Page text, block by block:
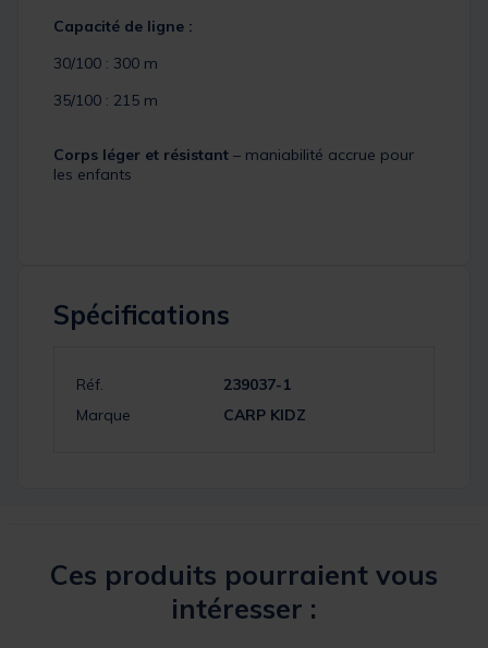
Capacité de ligne :
30/100 : 300 m
35/100 : 215 m
Corps léger et résistant – maniabilité accrue pour
les enfants
Spécifications
Réf.
239037-1
Marque
CARP KIDZ
Ces produits pourraient vous
intéresser :